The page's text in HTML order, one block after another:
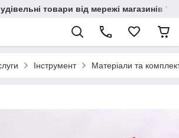
товари від мережі магазинів
Інструмент Матеріали та